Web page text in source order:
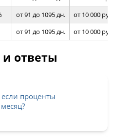
от 91 до 1095 дн.
от 10 000
от 91 до 1095 дн. от 10 000
ответы
если проценты